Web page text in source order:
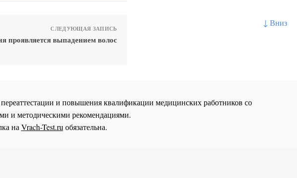
↓ Вниз
СЛЕДУЮЩАЯ ЗАПИСЬ
проявляется выпадением волос
и повышения квалификации медицинских работников со
и методическими рекомендациями.
наVrach-Test.ruобязательна.